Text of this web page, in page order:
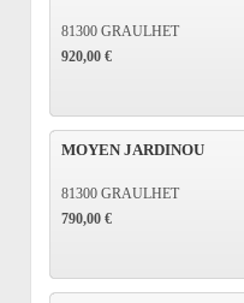
81300 GRAULHET
920,00 €
MOYEN JARDINOU
81300 GRAULHET
790,00 €